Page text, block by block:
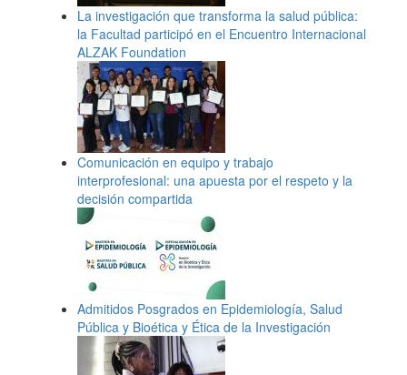
La investigación que transforma la salud pública:
la Facultad participó en el Encuentro Internacional
ALZAK Foundation
Comunicación en equipo y trabajo
interprofesional: una apuesta por el respeto y la
decisión compartida
Admitidos Posgrados en Epidemiología, Salud
Pública y Bioética y Ética de la Investigación